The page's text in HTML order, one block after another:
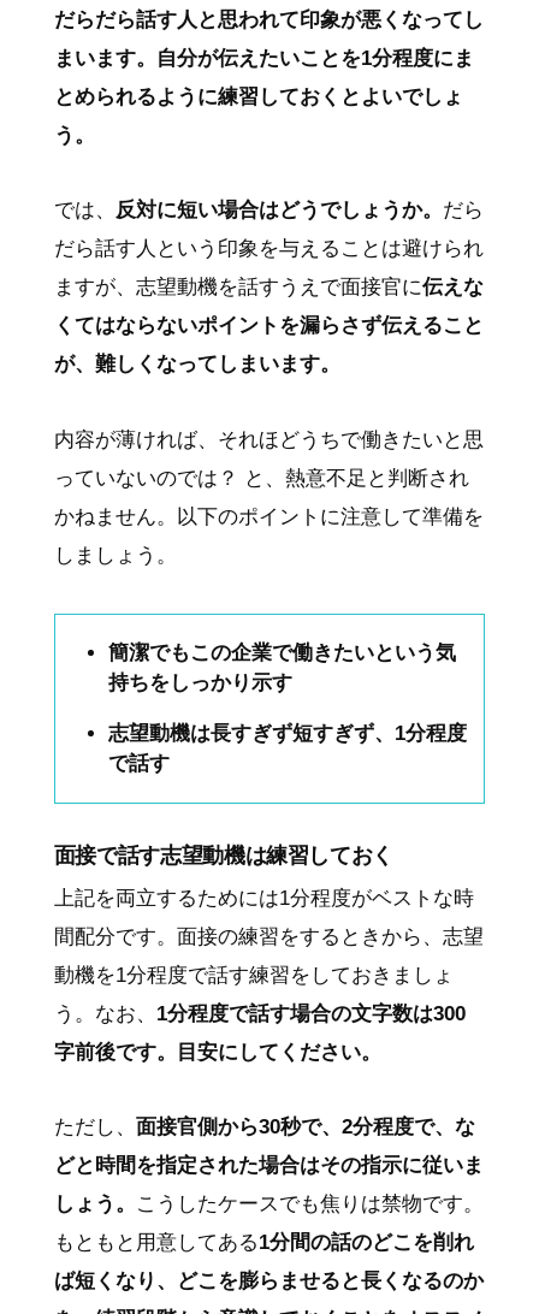
だらだら話す人と思われて印象が悪くなってし
まいます。自分が伝えたいことを1分程度にま
とめられるように練習しておくとよいでしょ
う。
では、 反対に短い場合はどうでしょうか。 だら
だら話す人という印象を与えることは避けられ
ますが、志望動機を話すうえで面接官に伝えな
くてはならないポイントを漏らさず伝えること
が、難しくなってしまいます。
内容が薄ければ、それほどうちで働きたいと思
っていないのでは？ と、熱意不足と判断され
かねません。以下のポイントに注意して準備を
しましょう。
簡潔でもこの企業で働きたいという気
持ちをしっかり示す
志望動機は長すぎず短すぎず、1分程度
で話す
面接で話す志望動機は練習しておく
上記を両立するためには1分程度がベストな時
間配分です。面接の練習をするときから、志望
動機を1分程度で話す練習をしておきましょ
う。なお、 1分程度で話す場合の文字数は300
字前後です。目安にしてください。
ただし、 面接官側から30秒で、2分程度で、な
どと時間を指定された場合はその指示に従いま
しょう。
こうしたケースでも焦りは禁物です。
もともと用意してある1分間の話のどこを削れ
ば短くなり、どこを膨らませると長くなるのか